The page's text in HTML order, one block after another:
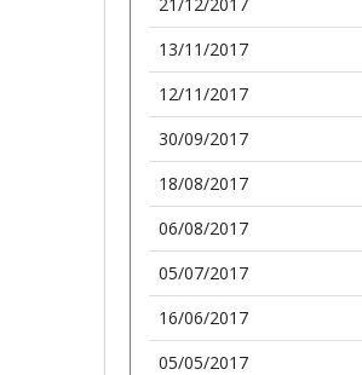
13/11/2017
12/11/2017
30/09/2017
18/08/2017
06/08/2017
05/07/2017
16/06/2017
05/05/2017